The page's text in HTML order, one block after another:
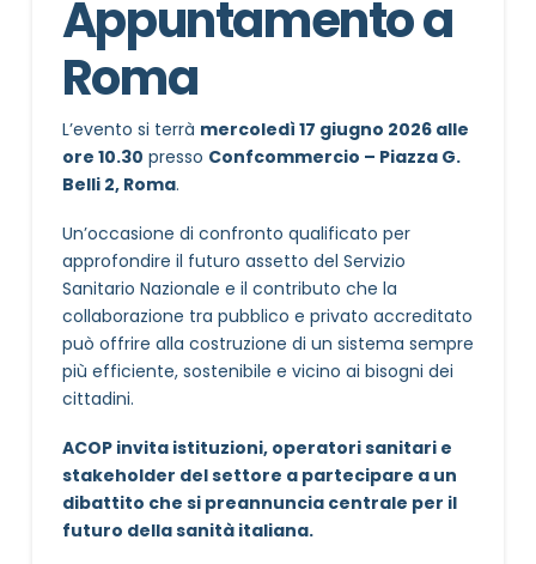
Appuntamento a
Roma
L’evento si terrà mercoledì 17 giugno 2026 alle
ore 10.30 presso Confcommercio – Piazza G.
Belli 2, Roma.
Un’occasione di confronto qualificato per
approfondire il futuro assetto del Servizio
Sanitario Nazionale e il contributo che la
collaborazione tra pubblico e privato accreditato
può offrire alla costruzione di un sistema sempre
più efficiente, sostenibile e vicino ai bisogni dei
cittadini.
ACOP invita istituzioni, operatori sanitari e
stakeholder del settore a partecipare a un
dibattito che si preannuncia centrale per il
futuro della sanità italiana.